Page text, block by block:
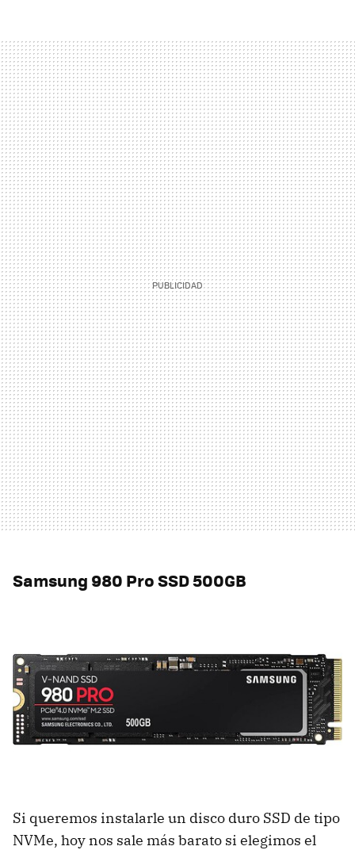
Samsung 980 Pro SSD 500GB
Si queremos instalarle un disco duro SSD de tipo
NVMe, hoy nos sale más barato si elegimos el